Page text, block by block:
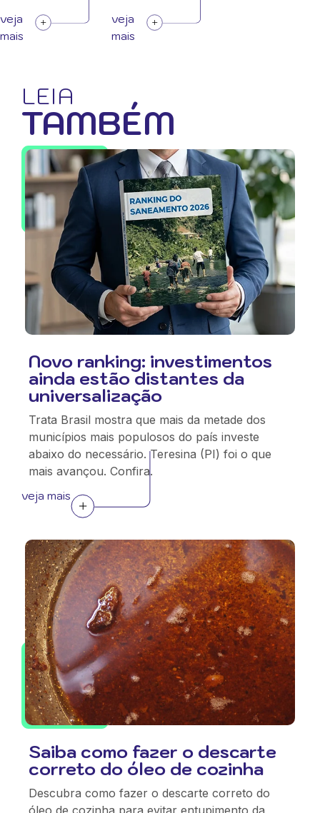
veja
mais
veja
mais
LEIA
TAMBÉM
Novo ranking: investimentos
ainda estão distantes da
universalização
Trata Brasil mostra que mais da metade dos
municípios mais populosos do país investe
abaixo do necessário. Teresina (PI) foi o que
mais avançou. Confira.
veja mais
Saiba como fazer o descarte
correto do óleo de cozinha
Descubra como fazer o descarte correto do